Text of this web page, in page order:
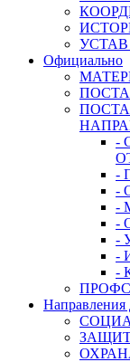
Официально
-
-
-
-
-
-
-
-
Направления